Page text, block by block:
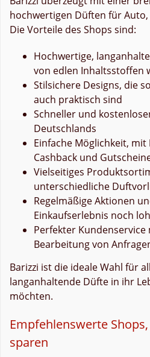
hochwertigen Düften für
Die Vorteile des Shops sind:
Hochwertige,
von edlen Inhaltsstoffen
Stilsichere Designs, die
auch praktisch sind
Schneller und
Deutschlands
Einfache Möglichkeit,
Cashback und
Vielseitiges
unterschiedliche
Regelmäßige Aktionen
Einkaufserlebnis noch
Perfekter
Bearbeitung von
Barizzi ist die ideale Wahl für
langanhaltende Düfte in ihr
möchten.
Empfehlenswerte
sparen